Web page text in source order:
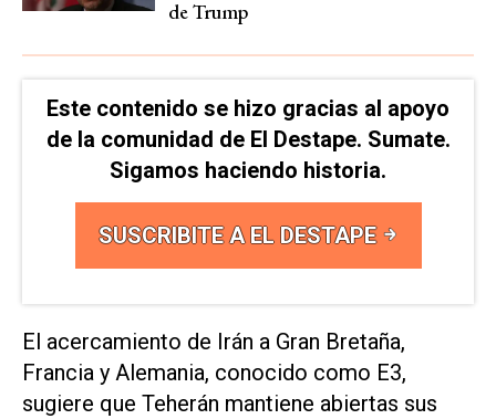
de Trump
Este contenido se hizo gracias al apoyo
de la comunidad de El Destape. Sumate.
Sigamos haciendo historia.
SUSCRIBITE A EL DESTAPE
El acercamiento de Irán a Gran Bretaña,
Francia y Alemania, conocido como E3,
sugiere que Teherán mantiene abiertas sus